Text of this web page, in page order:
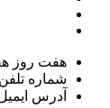
هفت روز هفته ، 8 صبح تا 9 شب
شماره
آدرس